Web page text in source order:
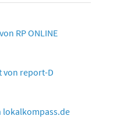
RP ONLINE
von report-D
lokalkompass.de